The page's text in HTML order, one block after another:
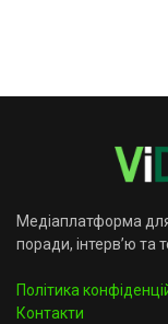
Медіаплатформа для
поради, інтерв’ю та
Політика
Контакти